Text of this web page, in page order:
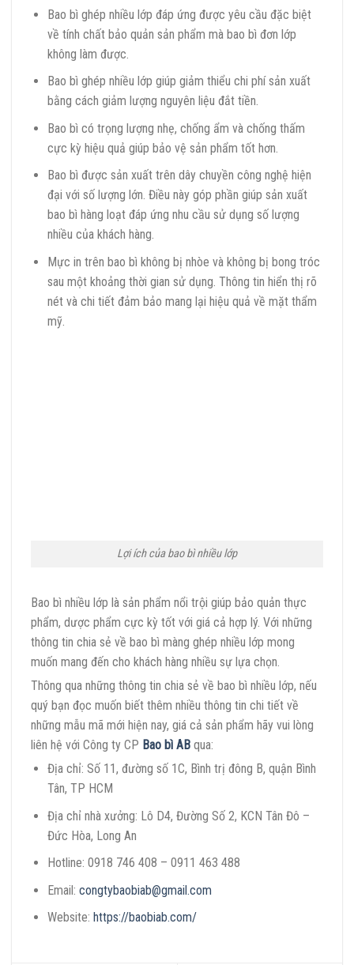
Bao bì ghép nhiều lớp đáp ứng được yêu cầu đặc biệt
về tính chất bảo quản sản phẩm mà bao bì đơn lớp
không làm được.
Bao bì ghép nhiều lớp giúp giảm thiểu chi phí sản xuất
bằng cách giảm lượng nguyên liệu đắt tiền.
Bao bì có trọng lượng nhẹ, chống ẩm và chống thấm
cực kỳ hiệu quả giúp bảo vệ sản phẩm tốt hơn.
Bao bì được sản xuất trên dây chuyền công nghệ hiện
đại với số lượng lớn. Điều này góp phần giúp sản xuất
bao bì hàng loạt đáp ứng nhu cầu sử dụng số lượng
nhiều của khách hàng.
Mực in trên bao bì không bị nhòe và không bị bong tróc
sau một khoảng thời gian sử dụng. Thông tin hiển thị rõ
nét và chi tiết đảm bảo mang lại hiệu quả về mặt thẩm
mỹ.
Lợi ích của bao bì nhiều lớp
Bao bì nhiều lớp là sản phẩm nổi trội giúp bảo quản thực
phẩm, dược phẩm cực kỳ tốt với giá cả hợp lý. Với những
thông tin chia sẻ về bao bì màng ghép nhiều lớp mong
muốn mang đến cho khách hàng nhiều sự lựa chọn.
Thông qua những thông tin chia sẻ về bao bì nhiều lớp, nếu
quý bạn đọc muốn biết thêm nhiều thông tin chi tiết về
những mẫu mã mới hiện nay, giá cả sản phẩm hãy vui lòng
liên hệ với Công ty CP Bao bì AB qua:
Địa chỉ: Số 11, đường số 1C, Bình trị đông B, quận Bình
Tân, TP HCM
Địa chỉ nhà xưởng: Lô D4, Đường Số 2, KCN Tân Đô –
Đức Hòa, Long An
Hotline: 0918 746 408 – 0911 463 488
Email: congtybaobiab@gmail.com
Website: https://baobiab.com/